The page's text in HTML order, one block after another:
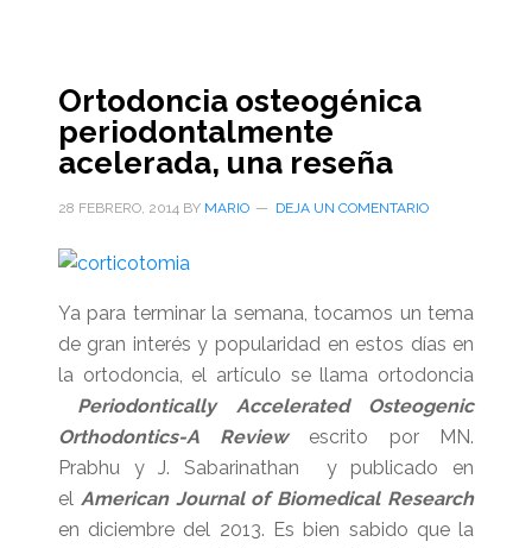
la
Dra.
Angela
Ortodoncia osteogénica
periodontalmente
acelerada, una reseña
28 FEBRERO, 2014BY MARIO DEJA UN COMENTARIO
Ya para terminar la semana, tocamos un tema
de gran interés y popularidad en estos días en
la ortodoncia, el artículo se llama ortodoncia
Periodontically Accelerated Osteogenic
Orthodontics-A Review
escrito por MN.
Prabhu y J. Sabarinathan y publicado en
el American Journal of Biomedical Research
en diciembre del 2013. Es bien sabido que la